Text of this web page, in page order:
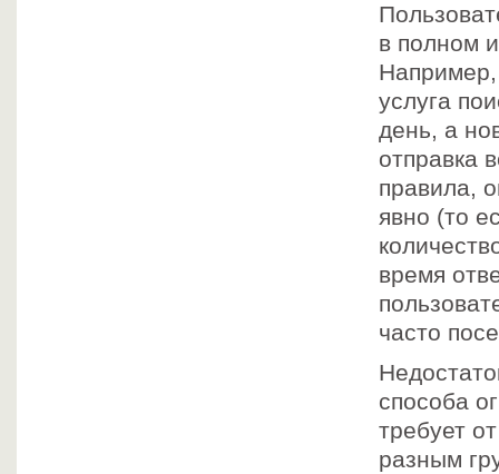
в полном
Например,
услуга
день, а
отправка
правила,
явно (то
время
часто
способа
требует
разным